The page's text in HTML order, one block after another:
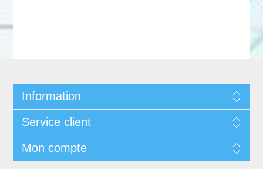
Information
Service client
Mon compte